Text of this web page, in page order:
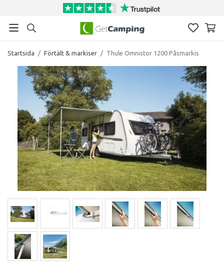
Startsida / Förtält & markiser / Thule Omnistor 1200 Påsmarkis